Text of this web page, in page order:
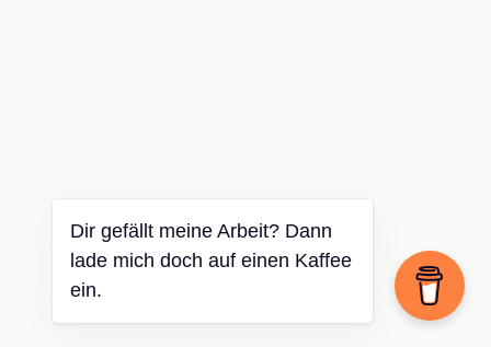
Dir gefällt meine Arbeit? Dann
lade mich doch auf einen Kaffee
ein.